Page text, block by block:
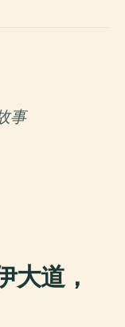
事
大道，